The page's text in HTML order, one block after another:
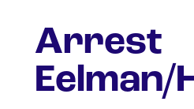
Arrest
Eelman/